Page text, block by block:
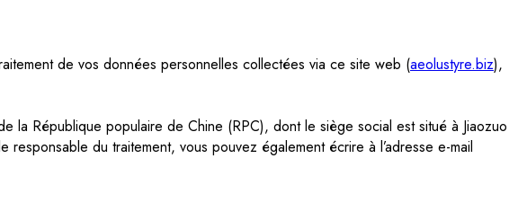
de vos données personnelles collectées via ce site web (aeolustyre.biz),
la République populaire de Chine (RPC), dont le siège social est situé à Jiaozuo
du traitement, vous pouvez également écrire à l’adresse e-mail